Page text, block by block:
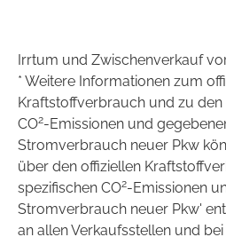
Irrtum und Zwischenverkauf
* Weitere Informationen zum
Kraftstoffverbrauch und zu
CO2-Emissionen und
Stromverbrauch neuer Pkw
über den offiziellen
spezifischen CO2-Emissionen
Stromverbrauch neuer Pkw'
an allen Verkaufsstellen und